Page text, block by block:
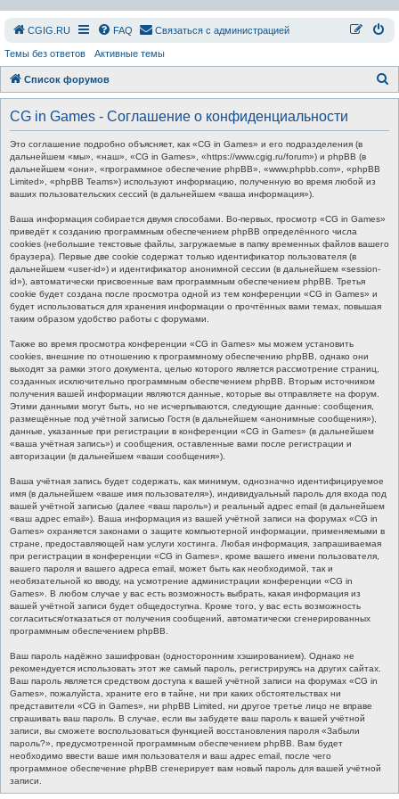
СGIG.RU FAQ Связаться с администрацией
Темы без ответов Активные темы
Список форумов
о
CG in Games - Соглашение о конфиденциальности
Это соглашение подробно объясняет, как «CG in Games» и его подразделения (в
дальнейшем «мы», «наш», «CG in Games», «https://www.cgig.ru/forum») и phpBB (в
дальнейшем «они», «программное обеспечение phpBB», «www.phpbb.com», «phpBB
Limited», «phpBB Teams») используют информацию, полученную во время любой из
ваших пользовательских сессий (в дальнейшем «ваша информация»).
Ваша информация собирается двумя способами. Во-первых, просмотр «CG in Games»
приведёт к созданию программным обеспечением phpBB определённого числа
cookies (небольшие текстовые файлы, загружаемые в папку временных файлов вашего
браузера). Первые две cookie содержат только идентификатор пользователя (в
дальнейшем «user-id») и идентификатор анонимной сессии (в дальнейшем «session-
id»), автоматически присвоенные вам программным обеспечением phpBB. Третья
cookie будет создана после просмотра одной из тем конференции «CG in Games» и
будет использоваться для хранения информации о прочтённых вами темах, повышая
таким образом удобство работы с форумами.
Также во время просмотра конференции «CG in Games» мы можем установить
cookies, внешние по отношению к программному обеспечению phpBB, однако они
выходят за рамки этого документа, целью которого является рассмотрение страниц,
созданных исключительно программным обеспечением phpBB. Вторым источником
получения вашей информации являются данные, которые вы отправляете на форум.
Этими данными могут быть, но не исчерпываются, следующие данные: сообщения,
размещённые под учётной записью Гостя (в дальнейшем «анонимные сообщения»),
данные, указанные при регистрации в конференции «CG in Games» (в дальнейшем
«ваша учётная запись») и сообщения, оставленные вами после регистрации и
авторизации (в дальнейшем «ваши сообщения»).
Ваша учётная запись будет содержать, как минимум, однозначно идентифицируемое
имя (в дальнейшем «ваше имя пользователя»), индивидуальный пароль для входа под
вашей учётной записью (далее «ваш пароль») и реальный адрес email (в дальнейшем
«ваш адрес email»). Ваша информация из вашей учётной записи на форумах «CG in
Games» охраняется законами о защите компьютерной информации, применяемыми в
стране, предоставляющей нам услуги хостинга. Любая информация, запрашиваемая
при регистрации в конференции «CG in Games», кроме вашего имени пользователя,
вашего пароля и вашего адреса email, может быть как необходимой, так и
необязательной ко вводу, на усмотрение администрации конференции «CG in
Games». В любом случае у вас есть возможность выбрать, какая информация из
вашей учётной записи будет общедоступна. Кроме того, у вас есть возможность
согласиться/отказаться от получения сообщений, автоматически сгенерированных
программным обеспечением phpBB.
Ваш пароль надёжно зашифрован (односторонним хэшированием). Однако не
рекомендуется использовать этот же самый пароль, регистрируясь на других сайтах.
Ваш пароль является средством доступа к вашей учётной записи на форумах «CG in
Games», пожалуйста, храните его в тайне, ни при каких обстоятельствах ни
представители «CG in Games», ни phpBB Limited, ни другое третье лицо не вправе
спрашивать ваш пароль. В случае, если вы забудете ваш пароль к вашей учётной
записи, вы сможете воспользоваться функцией восстановления пароля «Забыли
пароль?», предусмотренной программным обеспечением phpBB. Вам будет
необходимо ввести ваше имя пользователя и ваш адрес email, после чего
программное обеспечение phpBB сгенерирует вам новый пароль для вашей учётной
записи.